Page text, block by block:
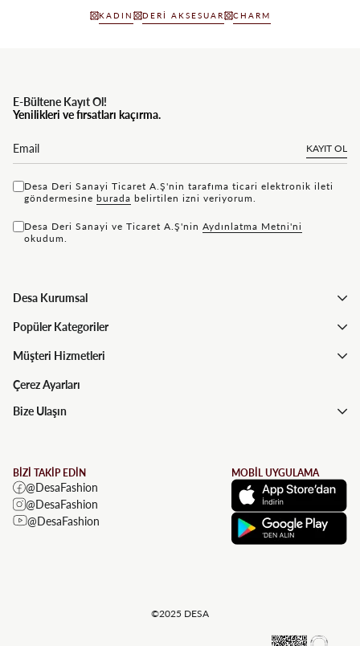
KADIN DERI AKSESUAR CHARM
E-Bültene Kayıt Ol!
Yenilikleri ve fırsatları kaçırma.
KAYIT OL
Desa Deri Sanayi Ticaret A.Ş'nin tarafıma ticari elektronik ileti
göndermesine bu rada belirtilen izni veriyorum.
Desa Deri Sanayi ve Ticaret A.Ş'nin Aydınlatma Metni'ni
okudum.
Desa Kurumsal
Popüler Kategoriler
Müşteri Hizmetleri
Çerez Ayarları
Bize Ulaşın
BİZİ TAKİP EDİN
@DesaFashion
@DesaFashion
@DesaFashion
MOBİL UYGULAMA
©2025 DESA